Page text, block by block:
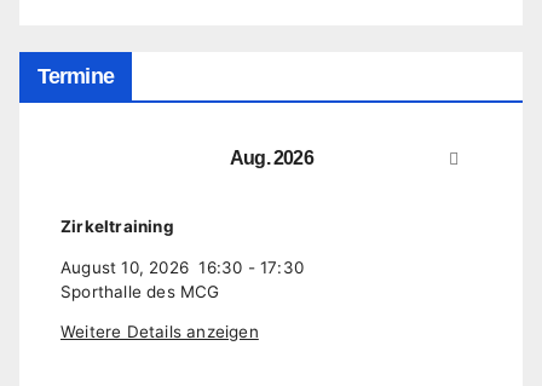
Termine
Aug. 2026
Zirkeltraining
August 10, 2026 16:30 -17:30
Sporthalle des MCG
Weitere Details anzeigen